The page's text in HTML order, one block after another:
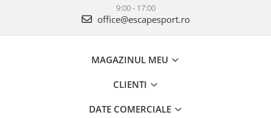
9:00 - 17:00
office@escapesport.ro
MAGAZINUL MEU
CLIENTI
DATE COMERCIALE